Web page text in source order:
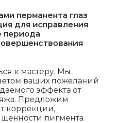
перманента глаз
для исправления
периода
к мастеру. Мы
ваших пожеланий
эффекта от
Предложим
коррекции,
пигмента.